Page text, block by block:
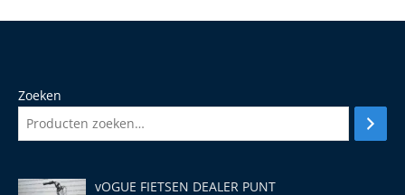
Zoeken
vOGUE FIETSEN DEALER PUNT